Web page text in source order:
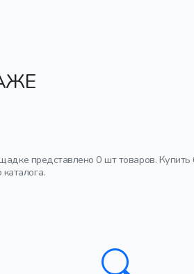
представлено 0 шт товаров.